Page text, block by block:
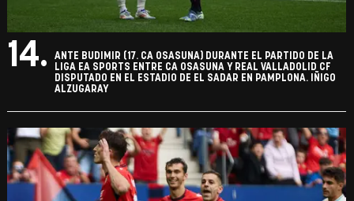
14.
ANTE BUDIMIR (17. CA OSASUNA) DURANTE EL PARTIDO DE LA
LIGA EA SPORTS ENTRE CA OSASUNA Y REAL VALLADOLID CF
DISPUTADO EN EL ESTADIO DE EL SADAR EN PAMPLONA. IÑIGO
ALZUGARAY